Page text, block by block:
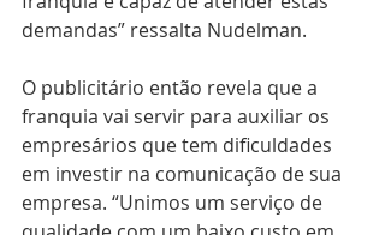
demandas” ressalta Nudelman.
O publicitário então revela que a
franquia vai servir para auxiliar os
empresários que tem dificuldades
em investir na comunicação de sua
empresa. “Unimos um serviço de